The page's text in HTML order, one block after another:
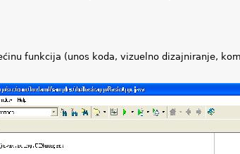
funkcija (unos koda, vizuelno dizajniranje,